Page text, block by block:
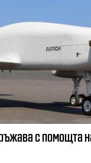
с помощта